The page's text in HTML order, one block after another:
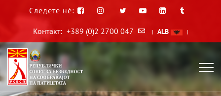
Следете нè:
Контакт: +389 (0)2 2700 047 | ALB |